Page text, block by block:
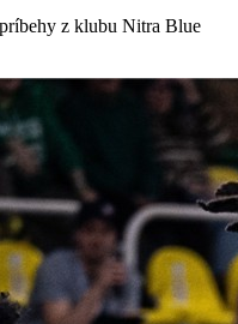
z klubu Nitra Blue